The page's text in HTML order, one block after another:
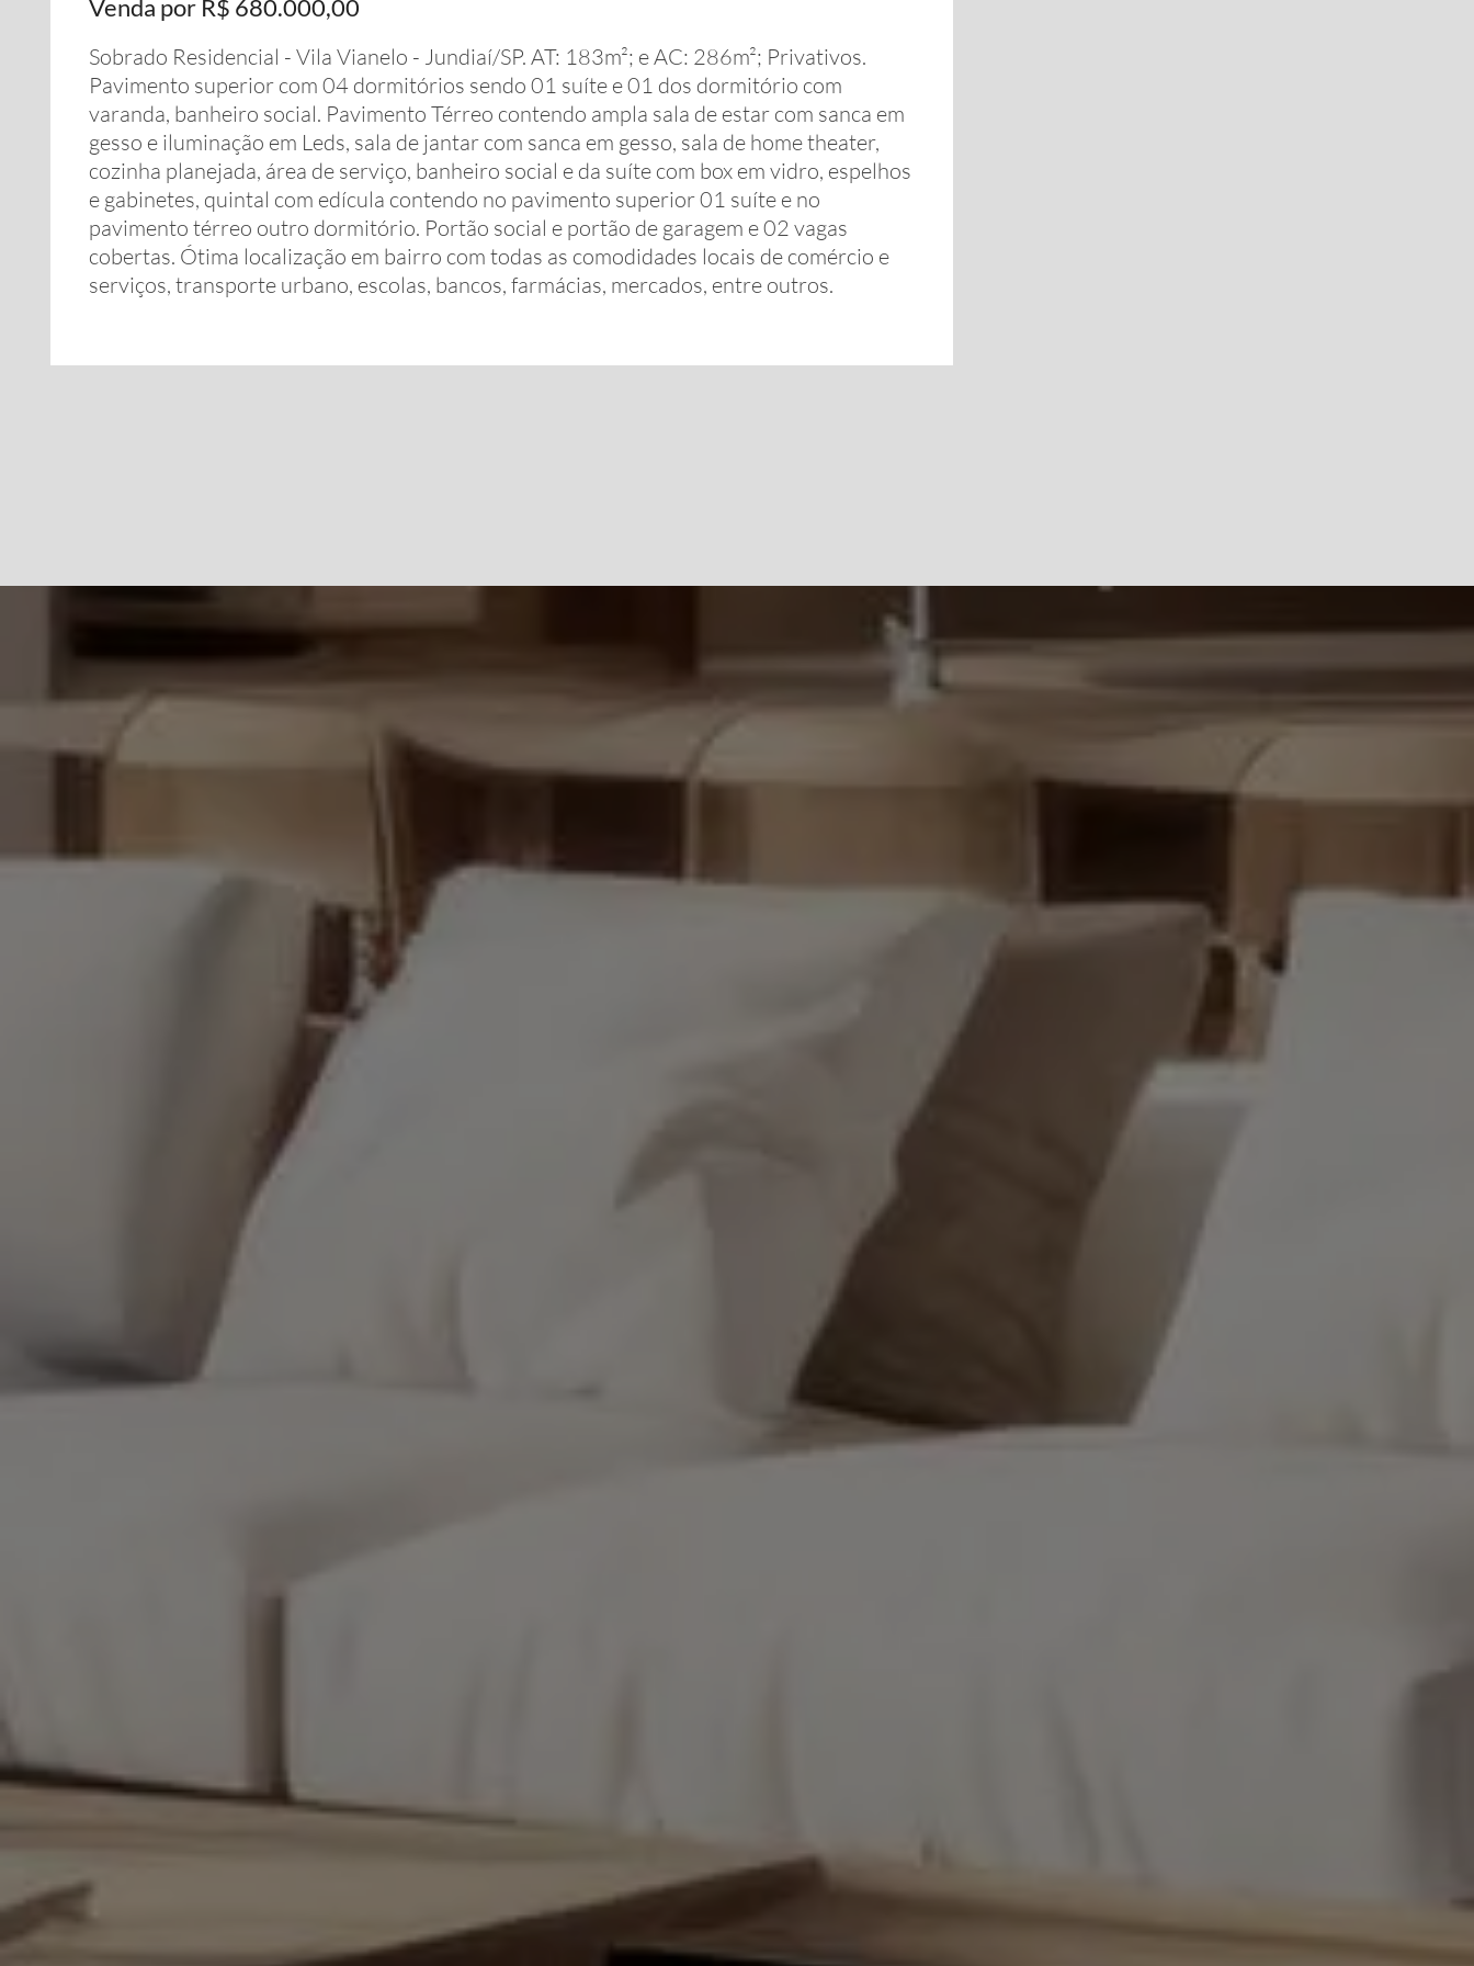
Venda por R$ 680.000,00
Sobrado Residencial - Vila Vianelo - Jundiaí/SP. AT: 183m²; e AC: 286m²; Privativos.
Pavimento superior com 04 dormitórios sendo 01 suíte e 01 dos dormitório com
varanda, banheiro social. Pavimento Térreo contendo ampla sala de estar com sanca em
gesso e iluminação em Leds, sala de jantar com sanca em gesso, sala de home theater,
cozinha planejada, área de serviço, banheiro social e da suíte com box em vidro, espelhos
e gabinetes, quintal com edícula contendo no pavimento superior 01 suíte e no
pavimento térreo outro dormitório. Portão social e portão de garagem e 02 vagas
cobertas. Ótima localização em bairro com todas as comodidades locais de comércio e
serviços, transporte urbano, escolas, bancos, farmácias, mercados, entre outros.